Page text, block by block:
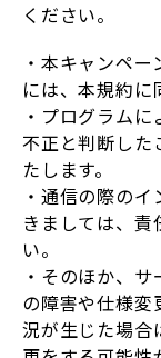
ください。
・本キャンペ
には、本規約に
・プログラム
不正と判断した
たします。
・通信の際の
きましては、責
い。
・そのほか、
の障害や仕様変
況が生じた場合